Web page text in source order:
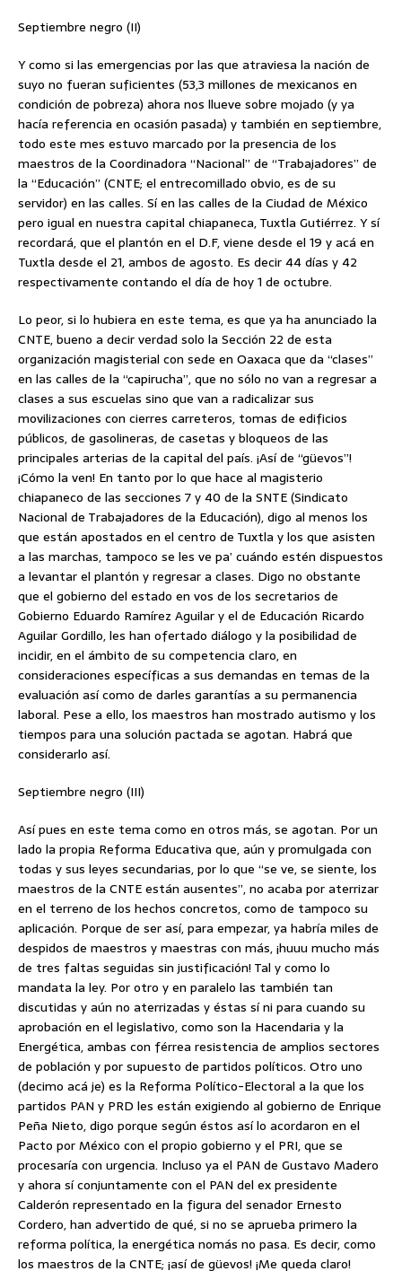
Septiembre negro (II)
Y como si las emergencias por las que atraviesa la nación de
suyo no fueran suficientes (53,3 millones de mexicanos en
condición de pobreza) ahora nos llueve sobre mojado (y ya
hacía referencia en ocasión pasada) y también en septiembre,
todo este mes estuvo marcado por la presencia de los
maestros de la Coordinadora “Nacional” de “Trabajadores” de
la “Educación” (CNTE; el entrecomillado obvio, es de su
servidor) en las calles. Sí en las calles de la Ciudad de México
pero igual en nuestra capital chiapaneca, Tuxtla Gutiérrez. Y sí
recordará, que el plantón en el D.F, viene desde el 19 y acá en
Tuxtla desde el 21, ambos de agosto. Es decir 44 días y 42
respectivamente contando el día de hoy 1 de octubre.
Lo peor, si lo hubiera en este tema, es que ya ha anunciado la
CNTE, bueno a decir verdad solo la Sección 22 de esta
organización magisterial con sede en Oaxaca que da “clases”
en las calles de la “capirucha”, que no sólo no van a regresar a
clases a sus escuelas sino que van a radicalizar sus
movilizaciones con cierres carreteros, tomas de edificios
públicos, de gasolineras, de casetas y bloqueos de las
principales arterias de la capital del país. ¡Así de “güevos”!
¡Cómo la ven! En tanto por lo que hace al magisterio
chiapaneco de las secciones 7 y 40 de la SNTE (Sindicato
Nacional de Trabajadores de la Educación), digo al menos los
que están apostados en el centro de Tuxtla y los que asisten
a las marchas, tampoco se les ve pa’ cuándo estén dispuestos
a levantar el plantón y regresar a clases. Digo no obstante
que el gobierno del estado en vos de los secretarios de
Gobierno Eduardo Ramírez Aguilar y el de Educación Ricardo
Aguilar Gordillo, les han ofertado diálogo y la posibilidad de
incidir, en el ámbito de su competencia claro, en
consideraciones específicas a sus demandas en temas de la
evaluación así como de darles garantías a su permanencia
laboral. Pese a ello, los maestros han mostrado autismo y los
tiempos para una solución pactada se agotan. Habrá que
considerarlo así.
Septiembre negro (III)
Así pues en este tema como en otros más, se agotan. Por un
lado la propia Reforma Educativa que, aún y promulgada con
todas y sus leyes secundarias, por lo que “se ve, se siente, los
maestros de la CNTE están ausentes”, no acaba por aterrizar
en el terreno de los hechos concretos, como de tampoco su
aplicación. Porque de ser así, para empezar, ya habría miles de
despidos de maestros y maestras con más, ¡huuu mucho más
de tres faltas seguidas sin justificación! Tal y como lo
mandata la ley. Por otro y en paralelo las también tan
discutidas y aún no aterrizadas y éstas sí ni para cuando su
aprobación en el legislativo, como son la Hacendaria y la
Energética, ambas con férrea resistencia de amplios sectores
de población y por supuesto de partidos políticos. Otro uno
(decimo acá je) es la Reforma Político-Electoral a la que los
partidos PAN y PRD les están exigiendo al gobierno de Enrique
Peña Nieto, digo porque según éstos así lo acordaron en el
Pacto por México con el propio gobierno y el PRI, que se
procesaría con urgencia. Incluso ya el PAN de Gustavo Madero
y ahora sí conjuntamente con el PAN del ex presidente
Calderón representado en la figura del senador Ernesto
Cordero, han advertido de qué, si no se aprueba primero la
reforma política, la energética nomás no pasa. Es decir, como
los maestros de la CNTE; ¡así de güevos! ¡Me queda claro!